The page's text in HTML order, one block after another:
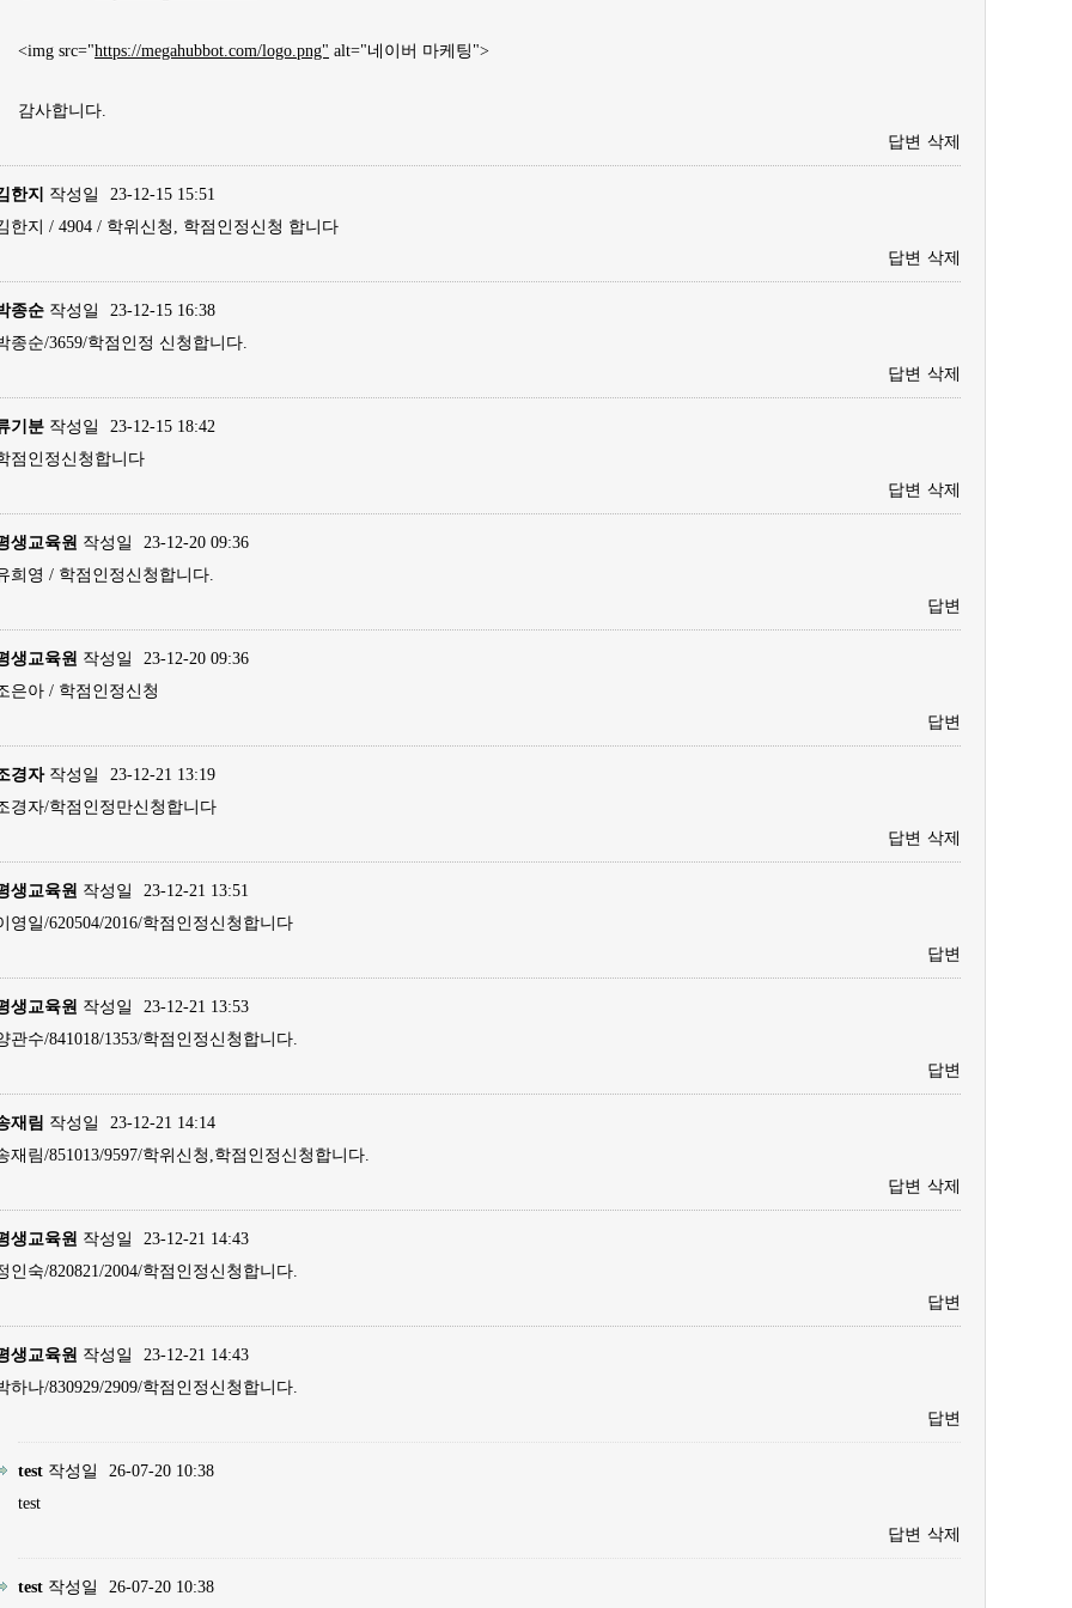
<img src="https://megahubbot.com/logo.png" alt="네이버 마케팅">
감사합니다.
답변 삭제
한지 작성일
23-12-15 15:51
한지 / 4904 / 학위신청, 학점인정신청 합니다
답변 삭제
종순 작성일
23-12-15 16:38
종순/3659/학점인정 신청합니다.
답변 삭제
기분 작성일
23-12-15 18:42
점인정신청합니다
답변 삭제
생교육원 작성일
23-12-20 09:36
희영 / 학점인정신청합니다.
답변
생교육원 작성일
23-12-20 09:36
은아 / 학점인정신청
답변
경자작성일
23-12-21 13:19
경자/학점인정만신청합니다
답변 삭제
생교육원 작성일
23-12-21 13:51
영일/620504/2016/학점인정신청합니다
답변
생교육원 작성일
23-12-21 13:53
관수/841018/1353/학점인정신청합니다.
답변
재림 작성일
23-12-21 14:14
재림/851013/9597/학위신청,학점인정신청합니다.
답변 삭제
생교육원 작성일
23-12-21 14:43
인숙/820821/2004/학점인정신청합니다.
답변
생교육원 작성일
23-12-21 14:43
하나/830929/2909/학점인정신청합니다.
답변
test 작성일
26-07-20 10:38
test
답변 삭제
test 작성일 26-07-20 10:38